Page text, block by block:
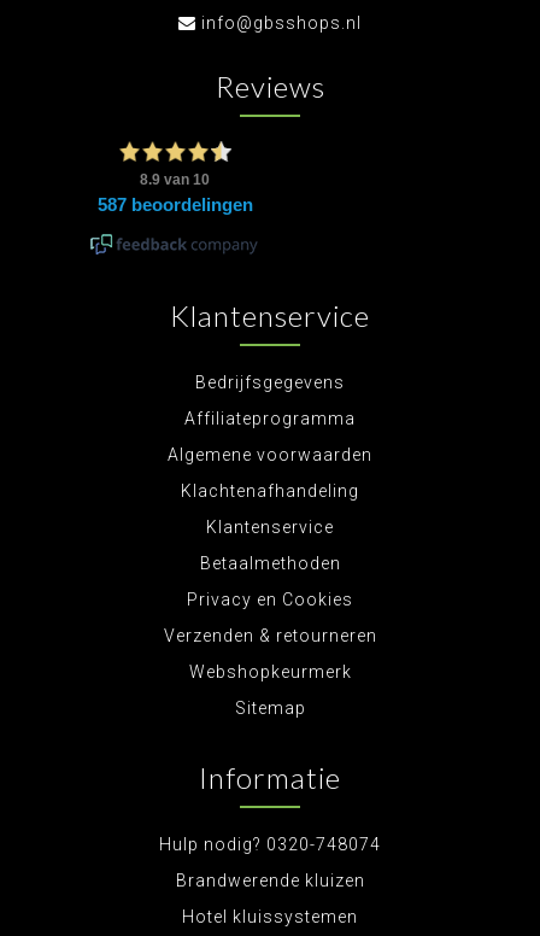
info@gbsshops.nl
Reviews
Klantenservice
Bedrijfsgegevens
Affiliateprogramma
Algemene voorwaarden
Klachtenafhandeling
Klantenservice
Betaalmethoden
Privacy en Cookies
Verzenden & retourneren
Webshopkeurmerk
Sitemap
Informatie
Hulp nodig? 0320-748074
Brandwerende kluizen
Hotel kluissystemen